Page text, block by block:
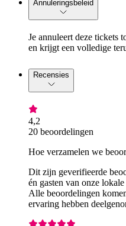
Annuleringsbeleid
Je annuleert deze tickets
en krijgt een volledige
Recensies
4,2
20 beoordelingen
Hoe verzamelen we
Dit zijn geverifieerde
én gasten van onze
Alle beoordelingen
ervaring hebben